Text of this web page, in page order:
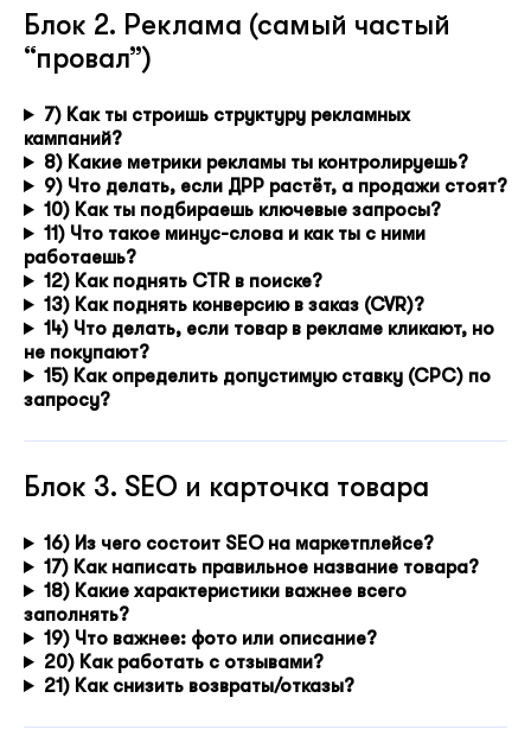
Блок 2. Реклама (самый частый
“провал”)
7) Как ты строишь структуру рекламных
кампаний?
8) Какие метрики рекламы ты контролируешь?
9) Что делать, если ДРР растёт, а продажи стоят?
10) Как ты подбираешь ключевые запросы?
11) Что такое минус-слова и как ты с ними
работаешь?
12) Как поднять CTR в поиске?
13) Как поднять конверсию в заказ (CVR)?
14) Что делать, если товар в рекламе кликают, но
не покупают?
15) Как определить допустимую ставку (CPC) по
запросу?
Блок 3. SEO и карточка товара
16) Из чего состоит SEO на маркетплейсе?
17) Как написать правильное название товара?
18) Какие характеристики важнее всего
заполнять?
19) Что важнее: фото или описание?
20) Как работать с отзывами?
21) Как снизить возвраты/отказы?